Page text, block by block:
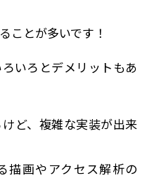
ことが多いです！
いろとデメリットもあ
ど、複雑な実装が出来
描画やアクセス解析の